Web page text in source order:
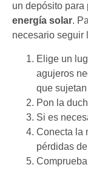
un depósito para
energía solar.
necesario seguir
Elige un
agujeros
que
Pon la
Si es
Conecta la
pérdidas